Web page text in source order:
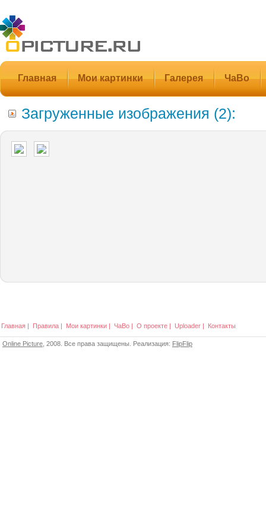
Главная Мои картинки Галерея ЧаВо
Загруженные изображения (2):
Главная | Правила | Мои картинки | ЧаВо | О проекте | Uploader | Контакты
Online Picture , 2008. Все права защищены. Реализация: FlipFlip